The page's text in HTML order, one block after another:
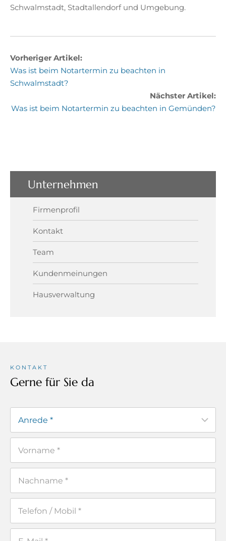
Schwalmstadt, Stadtallendorf und Umgebung.
Vorheriger Artikel:
Was ist beim Notartermin zu beachten in
Schwalmstadt?
Nächster Artikel:
Was ist beim Notartermin zu beachten in Gemünden?
Unternehmen
Firmenprofil
Kontakt
Team
Kundenmeinungen
Hausverwaltung
KONTAKT
Gerne für Sie da